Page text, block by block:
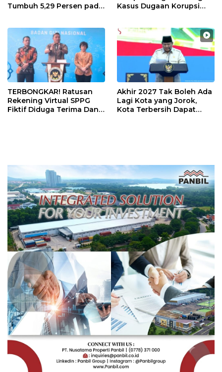
Tumbuh 5,29 Persen pada
Kasus Dugaan Korupsi
TERBONGKAR! Ratusan
Rekening Virtual SPPG
Fiktif Diduga Terima Dana
Akhir 2027 Tak Boleh Ada
Lagi Kota yang Jorok,
Kota Terbersih Dapat